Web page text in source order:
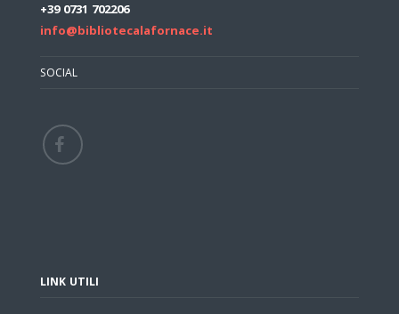
+39 0731 702206
info@bibliotecalafornace.it
SOCIAL
LINK UTILI